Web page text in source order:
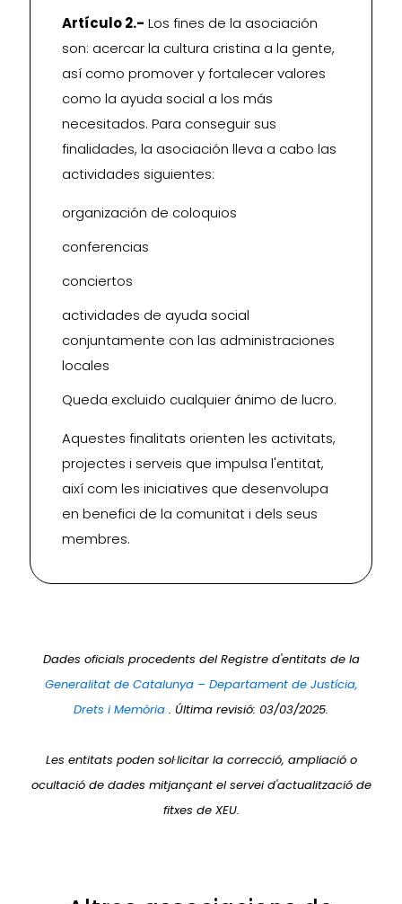
Artículo 2.- Los fines de la asociación
son: acercar la cultura cristina a la gente,
así como promover y fortalecer valores
como la ayuda social a los más
necesitados. Para conseguir sus
finalidades, la asociación lleva a cabo las
actividades siguientes:
organización de coloquios
conferencias
conciertos
actividades de ayuda social
conjuntamente con las administraciones
locales
Queda excluido cualquier ánimo de lucro.
Aquestes finalitats orienten les activitats,
projectes i serveis que impulsa l'entitat,
així com les iniciatives que desenvolupa
en benefici de la comunitat i dels seus
membres.
Dades oficials procedents del Registre d'entitats de la
Generalitat de Catalunya – Departament de Justícia,
Drets i Memòria . Última revisió: 03/03/2025.
Les entitats poden sol·licitar la correcció, ampliació o
ocultació de dades mitjançant el servei d'actualització de
fitxes de XEU.